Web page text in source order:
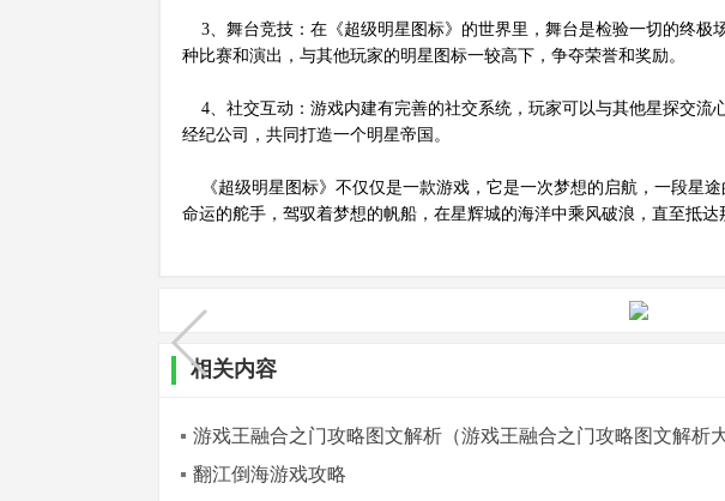
3、舞台竞技：在《超级明星图标》的世界里，舞台是检验一切的终极
种比赛和演出，与其他玩家的明星图标一较高下，争夺荣誉和奖励。
4、社交互动：游戏内建有完善的社交系统，玩家可以与其他星探交流
经纪公司，共同打造一个明星帝国。
《超级明星图标》不仅仅是一款游戏，它是一次梦想的启航，一段星
命运的舵手，驾驭着梦想的帆船，在星辉城的海洋中乘风破浪，直至抵达
相关内容
游戏王融合之门攻略图文解析（游戏王融合之门攻略图文解析大
翻江倒海游戏攻略